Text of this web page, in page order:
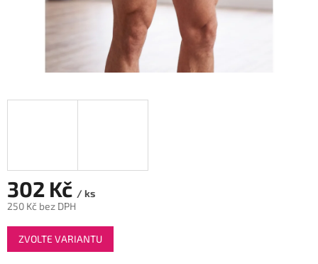
302 Kč / ks
250 Kč bez DPH
Měrná
cena:
ZVOLTE VARIANTU